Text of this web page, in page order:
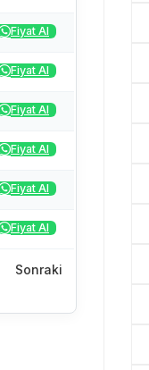
Fiyat Al
Fiyat Al
Fiyat Al
Fiyat Al
Fiyat Al
Fiyat Al
Sonraki